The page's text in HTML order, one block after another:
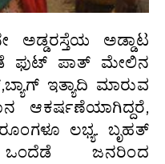
ಅಡ್ಡರಸ್ತೆಯ ಅಡ್ಡಾಟ
ಫುಟ್ ಪಾತ್ ಮೇಲಿನ
ಇತ್ಯಾದಿ ಮಾರುವ
ಆಕರ್ಷಣೆಯಾಗಿದ್ದರೆ,
ಲಭ್ಯ. ಬೃಹತ್
ಜನರಿಂದ